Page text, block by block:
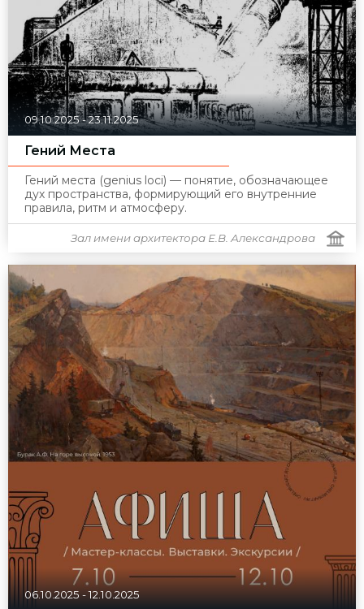
09.10.2025-23.11.2025
Гений Места
Гений места (genius loci) — понятие, обозначающее
дух пространства, формирующий его внутренние
правила, ритм и атмосферу.
Зал имени архитектора Е.В. Александрова
06.10.2025 -12.10.2025